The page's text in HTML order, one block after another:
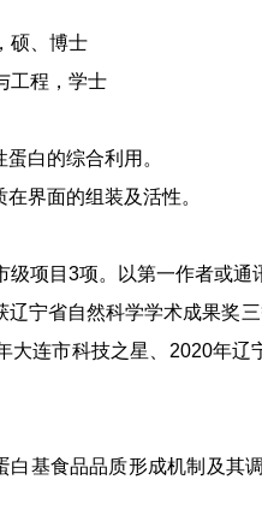
硕、博士
工程，学士
白的综合利用。
界面的组装及活性。
项目3项。以第一作者或通
宁省自然科学学术成果奖三
大连市科技之星、2020年辽
基食品品质形成机制及其调